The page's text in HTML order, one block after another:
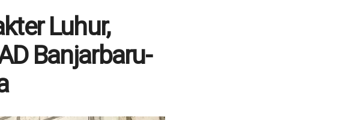
Luhur,
Banjarbaru-